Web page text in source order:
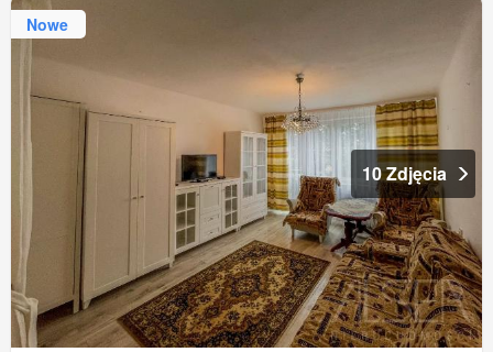
Nowe
10 Zdjęcia